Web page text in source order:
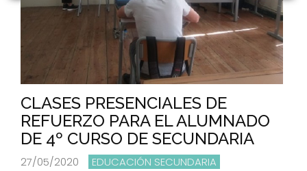
CLASES PRESENCIALES DE
REFUERZO PARA EL ALUMNADO
DE 4º CURSO DE SECUNDARIA
27/05/2020 EDUCACIÓN SECUNDARIA